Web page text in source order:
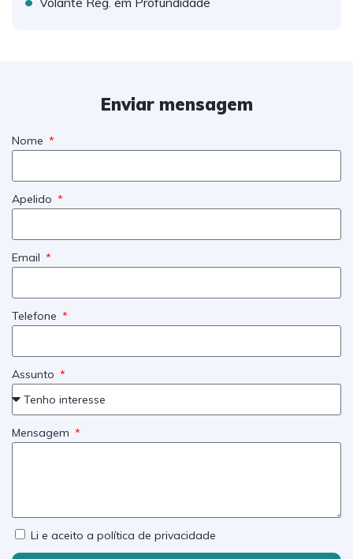
Enviar mensagem
Nome
Apelido
Email
Telefone
Assunto
Mensagem
Li e aceito a política de privacidade